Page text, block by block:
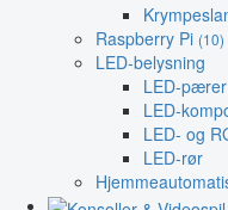
Raspberry Pi (10)
LED-belysning
LED-
LED-
LED- og
LED-rør